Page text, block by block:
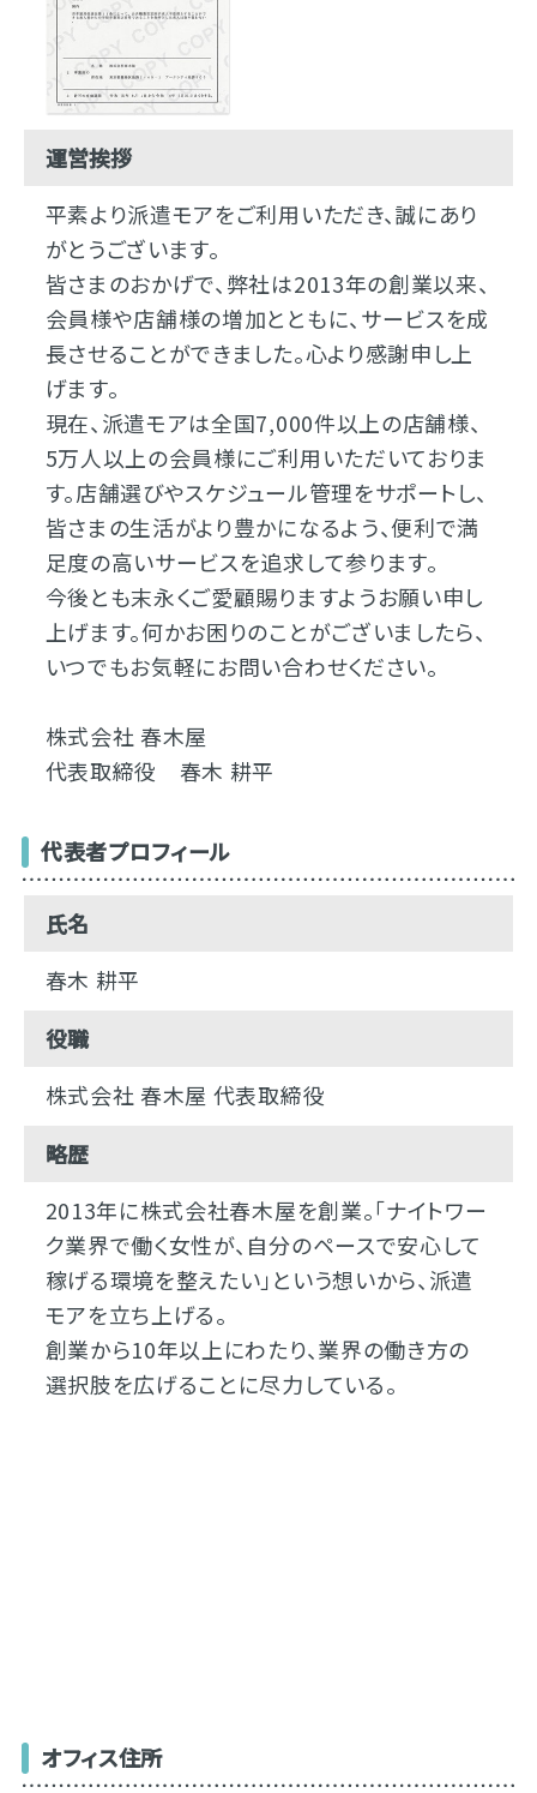
運営挨拶
平素より派遣モアをご利用いただき、誠にあり
がとうございます。
皆さまのおかげで、弊社は2013年の創業以来、
会員様や店舗様の増加とともに、サービスを成
長させることができました。心より感謝申し上
げます。
現在、派遣モアは全国7,000件以上の店舗様、
5万人以上の会員様にご利用いただいておりま
す。店舗選びやスケジュール管理をサポートし、
皆さまの生活がより豊かになるよう、便利で満
足度の高いサービスを追求して参ります。
今後とも末永くご愛顧賜りますようお願い申し
上げます。何かお困りのことがございましたら、
いつでもお気軽にお問い合わせください。
株式会社 春木屋
代表取締役 春木 耕平
代表者プロフィール
氏名
春木 耕平
役職
株式会社 春木屋 代表取締役
略歴
2013年に株式会社春木屋を創業。「ナイトワー
ク業界で働く女性が、自分のペースで安心して
稼げる環境を整えたい」という想いから、派遣
モアを立ち上げる。
創業から10年以上にわたり、業界の働き方の
選択肢を広げることに尽力している。
オフィス住所